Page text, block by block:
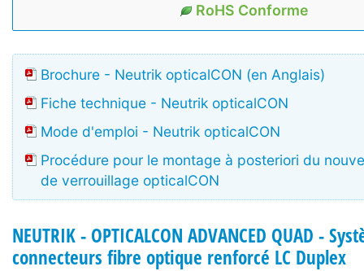
RoHS Conforme
Brochure - Neutrik opticalCON (en Anglais)
Fiche technique - Neutrik opticalCON
Mode d'emploi - Neutrik opticalCON
Procédure pour le montage à posteriori du
de verrouillage opticalCON
NEUTRIK - OPTICALCON ADVANCED QUAD -
connecteurs fibre optique renforcé LC Duplex